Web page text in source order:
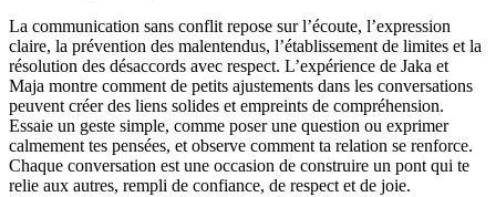
La communication sans conflit repose sur l’écoute, l’expression
claire, la prévention des malentendus, l’établissement de limites et la
résolution des désaccords avec respect. L’expérience de Jaka et
Maja montre comment de petits ajustements dans les conversations
peuvent créer des liens solides et empreints de compréhension.
Essaie un geste simple, comme poser une question ou exprimer
calmement tes pensées, et observe comment ta relation se renforce.
Chaque conversation est une occasion de construire un pont qui te
relie aux autres, rempli de confiance, de respect et de joie.